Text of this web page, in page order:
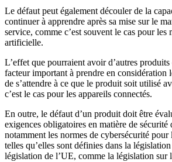
Le défaut peut également découler de la
continuer à apprendre après sa mise sur le
service, comme c’est souvent le cas pour les
artificielle.
L’effet que pourraient avoir d’autres
facteur important à prendre en considération
de s’attendre à ce que le produit soit utilisé
c’est le cas pour les appareils connectés.
En outre, le défaut d’un produit doit être
exigences obligatoires en matière de sécurité
notamment les normes de cybersécurité pour
telles qu’elles sont définies dans la
législation de l’UE, comme la législation sur